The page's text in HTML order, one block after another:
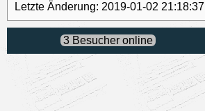
Letzte Änderung: 2019-01-02 21:18:37
3 Besucher online